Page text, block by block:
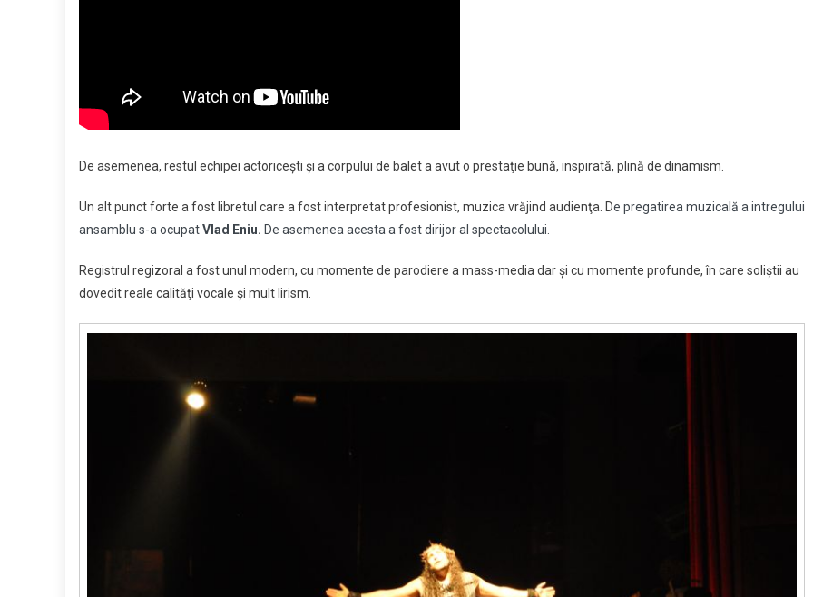
De asemenea, restul echipei actoriceşti şi a corpului de balet a avut o prestaţie bună, inspirată, plină de dinamism.
Un alt punct forte a fost libretul care a fost interpretat profesionist, muzica vrăjind audienţa. De pregatirea muzicală a intregului
ansamblu s-a ocupatVlad Eniu. De asemenea acesta a fost dirijor al spectacolului.
Registrul regizoral a fost unul modern, cu momente de parodiere a mass-media dar şi cu momente profunde, în care soliştii au
dovedit reale calităţi vocale şi mult lirism.